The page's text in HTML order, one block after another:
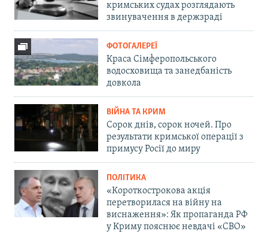
кримських судах розглядають
звинувачення в держзраді
ФОТОГАЛЕРЕЇ
Краса Сімферопольського
водосховища та занедбаність
довкола
ВІЙНА ТА КРИМ
Сорок днів, сорок ночей. Про
результати кримської операції з
примусу Росії до миру
ПОЛІТИКА
«Короткострокова акція
перетворилася на війну на
виснаження»: Як пропаганда РФ
у Криму пояснює невдачі «СВО»